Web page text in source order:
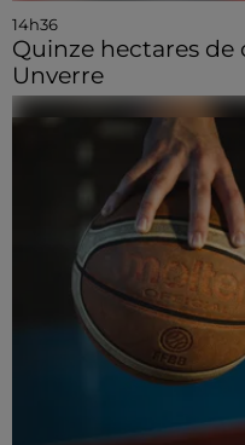
14h36
Quinze hectares de
Unverre